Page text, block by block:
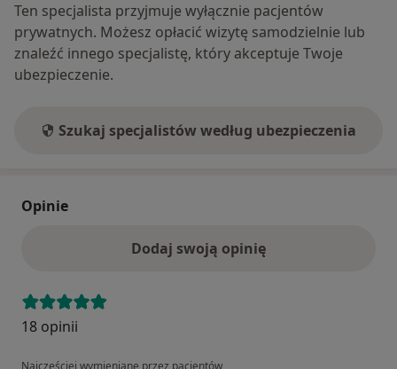
Ten specjalista przyjmuje wyłącznie pacjentów
prywatnych. Możesz opłacić wizytę samodzielnie lub
znaleźć innego specjalistę, który akceptuje Twoje
ubezpieczenie.
Szukaj specjalistów według ubezpieczenia
Opinie
Dodaj swoją opinię
18 opinii